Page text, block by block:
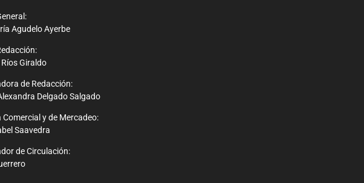
Agudelo Ayerbe
Giraldo
de Redacción:
Delgado Salgado
Comercial y de Mercadeo:
Saavedra
de Circulación: